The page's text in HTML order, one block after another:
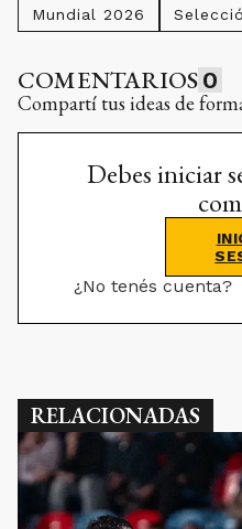
Mundial 2026
COMENTARIOS 0
Compartí tus ideas de
Debes iniciar
¿No tenés cuenta?
RELACIONADAS